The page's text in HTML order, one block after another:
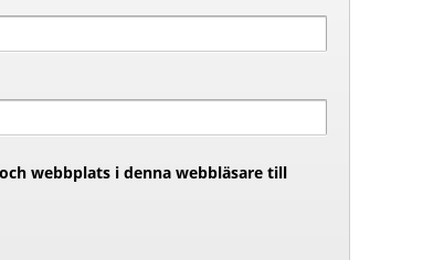
webbplats i denna webbläsare till